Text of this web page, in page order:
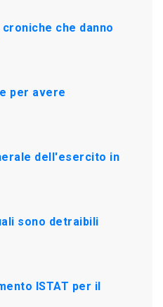
che danno
per avere
dell'esercito in
sono detraibili
ISTAT per il